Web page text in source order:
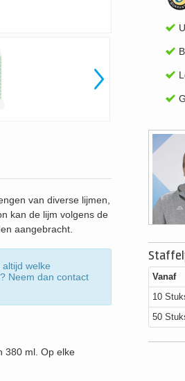
van diverse lijmen,
kan de lijm volgens de
aangebracht.
welke
Neem dan contact
380 ml. Op elke
Vanaf
10
50